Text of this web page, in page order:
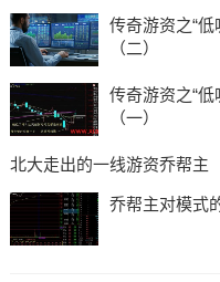
传奇游资之“
（二）
传奇游资之“
（一）
北大走出的一线游资乔帮主
乔帮主对模式